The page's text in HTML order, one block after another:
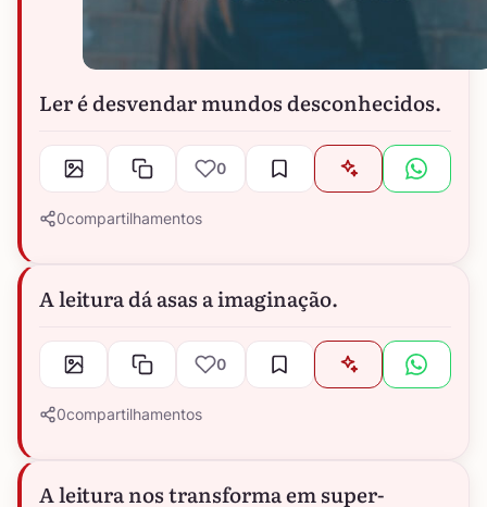
Ler é desvendar mundos desconhecidos.
0
0compartilhamentos
A leitura dá asas a imaginação.
0
0compartilhamentos
A leitura nos transforma em super-